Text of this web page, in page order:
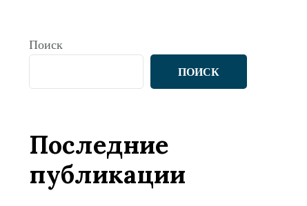
Поиск
ПОИСК
Последние
публикации